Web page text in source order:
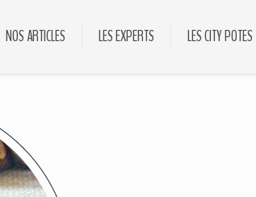
NOS ARTICLES LES EXPERTS LES CITY POTES